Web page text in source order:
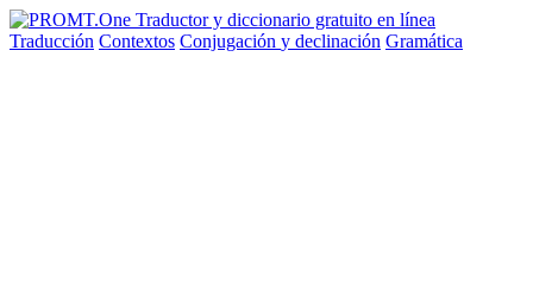
Traducción Contextos Conjugación y declinación Gramática